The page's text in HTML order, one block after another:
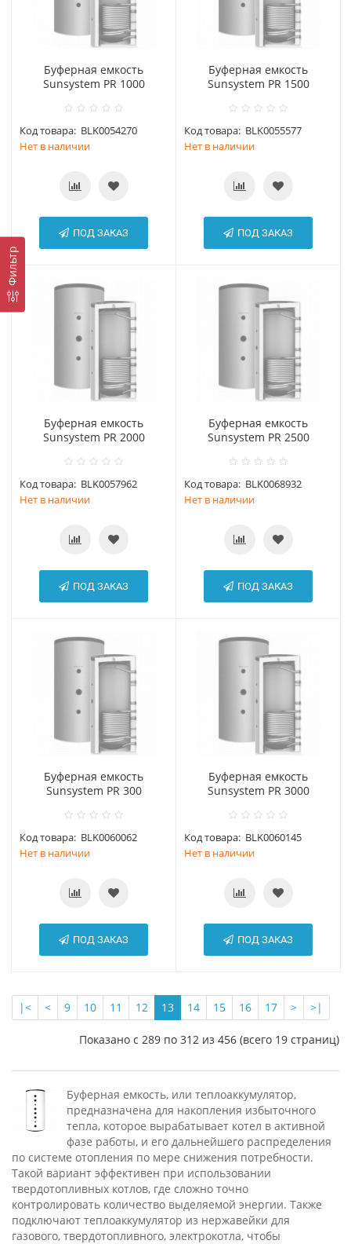
Фильтр
Буферная емкость
Sunsystem PR 1000
Код товара: BLK0054270
Нет в наличии
ПОД ЗАКАЗ
Буферная емкость
Sunsystem PR 1500
Код товара: BLK0055577
Нет в наличии
ПОД ЗАКАЗ
Буферная емкость
Sunsystem PR 2000
Код товара: BLK0057962
Нет в наличии
ПОД ЗАКАЗ
Буферная емкость
Sunsystem PR 2500
Код товара: BLK0068932
Нет в наличии
ПОД ЗАКАЗ
Буферная емкость
Sunsystem PR 300
Код товара: BLK0060062
Нет в наличии
ПОД ЗАКАЗ
Буферная емкость
Sunsystem PR 3000
Код товара: BLK0060145
Нет в наличии
ПОД ЗАКАЗ
|< < 9 10 11 12 13 14 15 16 17 > >|
Показано с 289 по 312 из 456 (всего 19 страниц)
Буферная емкость, или теплоаккумулятор,
предназначена для накопления избыточного
тепла, которое вырабатывает котел в активной
фазе работы, и его дальнейшего распределения
по системе отопления по мере снижения потребности.
Такой вариант эффективен при использовании
твердотопливных котлов, где сложно точно
контролировать количество выделяемой энергии. Также
подключают теплоаккумулятор из нержавейки для
газового, твердотопливного, электрокотла, чтобы